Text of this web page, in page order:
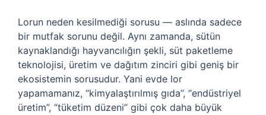
Lorun neden kesilmediği sorusu — aslında sadece
bir mutfak sorunu değil. Aynı zamanda, sütün
kaynaklandığı hayvancılığın şekli, süt paketleme
teknolojisi, üretim ve dağıtım zinciri gibi geniş bir
ekosistemin sorusudur. Yani evde lor
yapamamanız, “kimyalaştırılmış gıda”, “endüstriyel
üretim”, “tüketim düzeni” gibi çok daha büyük